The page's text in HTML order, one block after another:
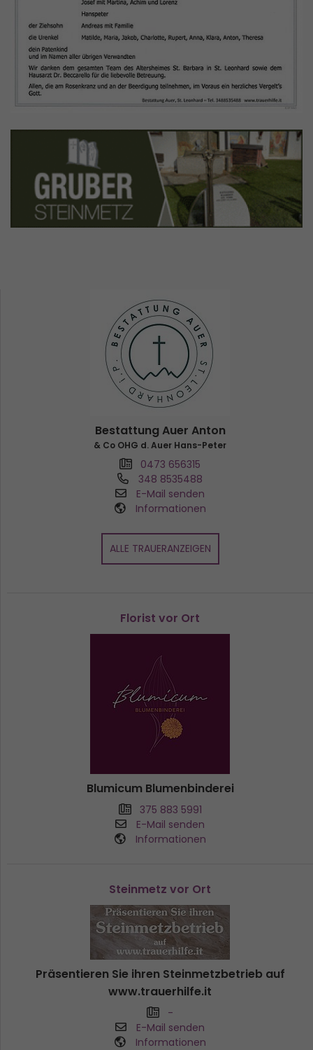
Bestattung Auer Anton
& Co OHG d. Auer Hans-Peter
0473 656315
348 8535488
E-Mail senden
Informationen
ALLE TRAUERANZEIGEN
Florist vor Ort
Blumicum Blumenbinderei
375 883 5991
E-Mail senden
Informationen
Steinmetz vor Ort
Präsentieren Sie ihren Steinmetzbetrieb auf
www.trauerhilfe.it
-
E-Mail senden
Informationen